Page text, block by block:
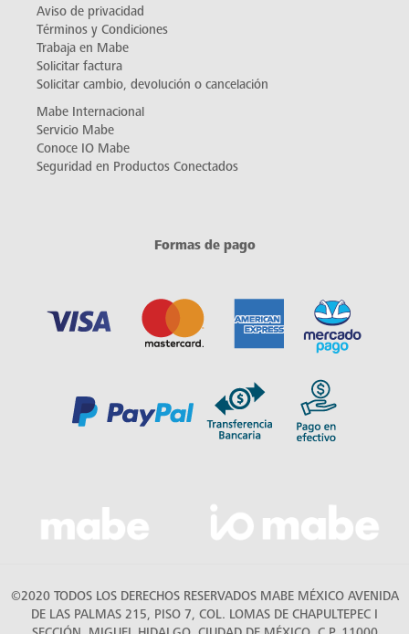
Aviso de privacidad
Términos y Condiciones
Trabaja en Mabe
Solicitar factura
Solicitar cambio, devolución o cancelación
Mabe Internacional
Servicio Mabe
Conoce IO Mabe
Seguridad en Productos Conectados
Formas de pago
©2020 TODOS LOS DERECHOS RESERVADOS MABE MÉXICO AVENIDA
DE LAS PALMAS 215, PISO 7, COL. LOMAS DE CHAPULTEPEC I